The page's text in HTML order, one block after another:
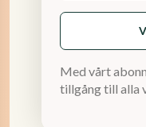
Med vårt
tillgång till alla